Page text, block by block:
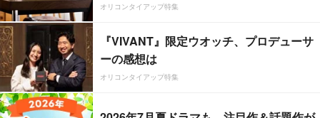
オリコンタイアップ特集
『VIVANT』限定ウオッチ、プロデューサ
ーの感想は
オリコンタイアップ特集